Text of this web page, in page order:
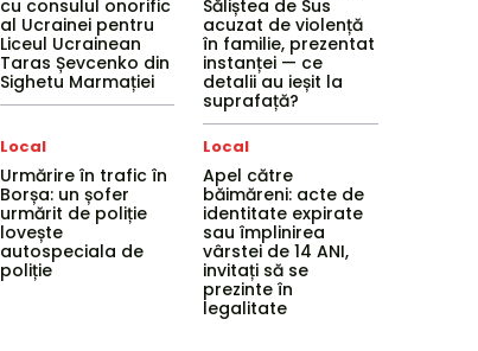
cu consulul onorific
al Ucrainei pentru
Liceul Ucrainean
Taras Șevcenko din
Sighetu Marmației
Săliștea de Sus
acuzat de violență
în familie, prezentat
instanței — ce
detalii au ieșit la
suprafață?
Local
Urmărire în trafic în
Borșa: un șofer
urmărit de poliție
lovește
autospeciala de
poliție
Local
Apel către
băimăreni: acte de
identitate expirate
sau împlinirea
vârstei de 14 ANI,
invitați să se
prezinte în
legalitate